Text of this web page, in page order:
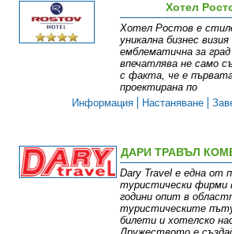
Хотел
Хотел Ростов е
уникална бизнес визия
емблематична за
впечатлява не само
с факта, че е първата
проектирана по
Информация
Настаняване
ДАРИ ТРАВЪЛ
Dary Travel е една от
туристически фирми
години опит в
туристическите
билети и хотелско